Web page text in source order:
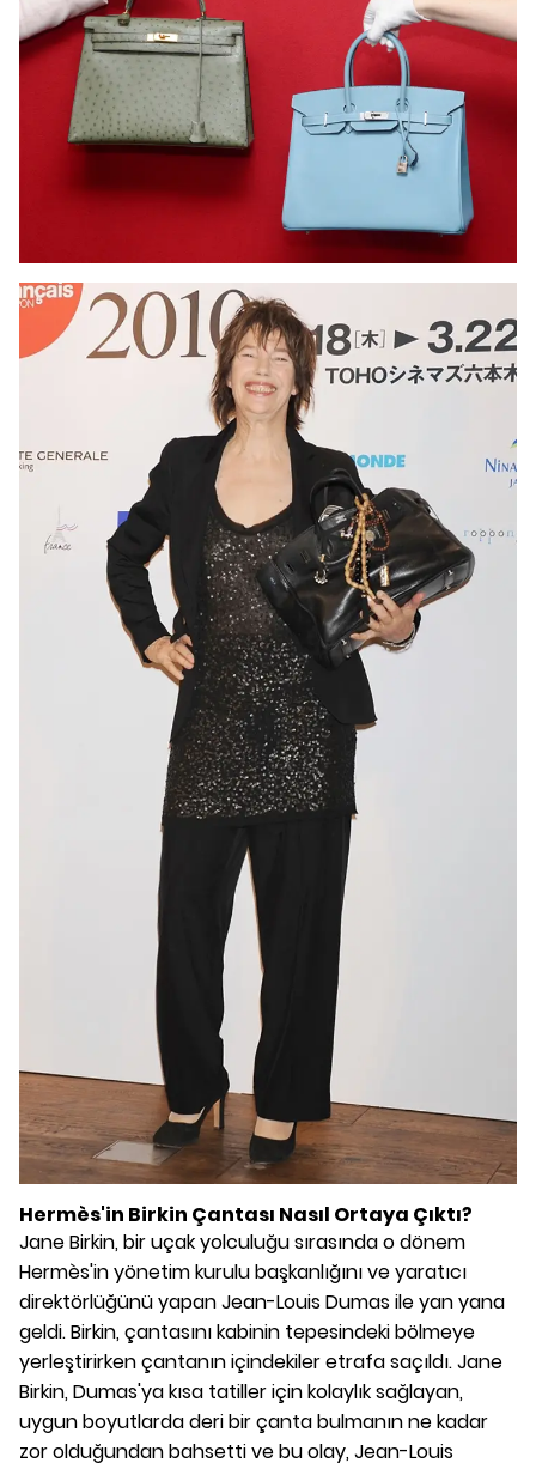
Hermès'in Birkin Çantası Nasıl Ortaya Çıktı?
Jane Birkin, bir uçak yolculuğu sırasında o dönem
Hermès'in yönetim kurulu başkanlığını ve yaratıcı
direktörlüğünü yapan Jean-Louis Dumas ile yan yana
geldi. Birkin, çantasını kabinin tepesindeki bölmeye
yerleştirirken çantanın içindekiler etrafa saçıldı. Jane
Birkin, Dumas'ya kısa tatiller için kolaylık sağlayan,
uygun boyutlarda deri bir çanta bulmanın ne kadar
zor olduğundan bahsetti ve bu olay, Jean-Louis